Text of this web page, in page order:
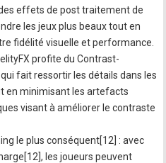
effets de post traitement de
les jeux plus beaux tout en
fidélité visuelle et performance.
profite du Contrast-
fait ressortir les détails dans les
en minimisant les artefacts
visant à améliorer le contraste
le plus conséquent[12] : avec
les joueurs peuvent